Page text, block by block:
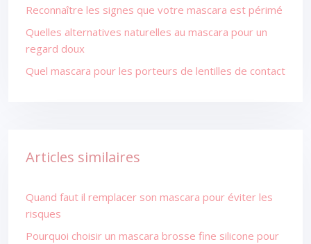
Reconnaître les signes que votre mascara est périmé
Quelles alternatives naturelles au mascara pour un
regard doux
Quel mascara pour les porteurs de lentilles de contact
Articles similaires
Quand faut il remplacer son mascara pour éviter les
risques
Pourquoi choisir un mascara brosse fine silicone pour